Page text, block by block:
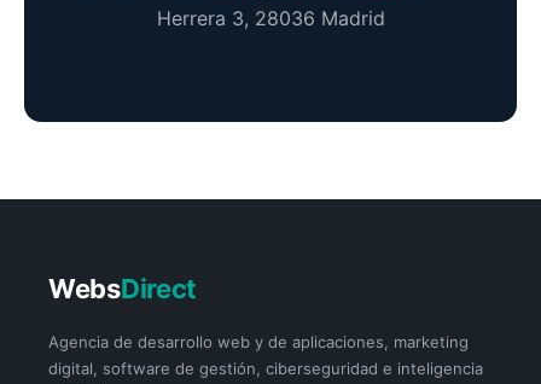
Herrera 3, 28036 Madrid
WebsDirect
Agencia de desarrollo web y de aplicaciones, marketing
digital, software de gestión, ciberseguridad e inteligencia